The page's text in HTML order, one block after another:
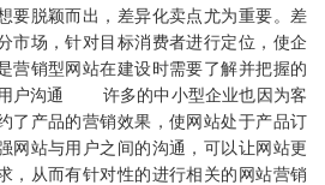
要脱颖而出，差异化卖点尤为重要。差
市场，针对目标消费者进行定位，使企
营销型网站在建设时需要了解并把握的
沟通 许多的中小型企业也因为客
了产品的营销效果，使网站处于产品订
网站与用户之间的沟通，可以让网站更
，从而有针对性的进行相关的网站营销